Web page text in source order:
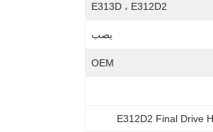
E313D ، E312D2
يصب
OEM
E312D2 Final Drive